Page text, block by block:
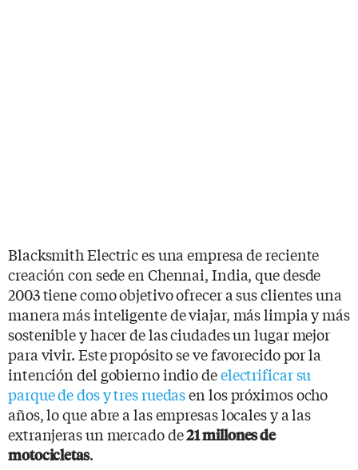
Blacksmith Electric es una empresa de reciente
creación con sede en Chennai, India, que desde
2003 tiene como objetivo ofrecer a sus clientes una
manera más inteligente de viajar, más limpia y más
sostenible y hacer de las ciudades un lugar mejor
para vivir. Este propósito se ve favorecido por la
intención del gobierno indio deelectrificar su
parque de dos y tres ruedasen los próximos ocho
años, lo que abre a las empresas locales y a las
extranjeras un mercado de21 millones de
motocicletas.